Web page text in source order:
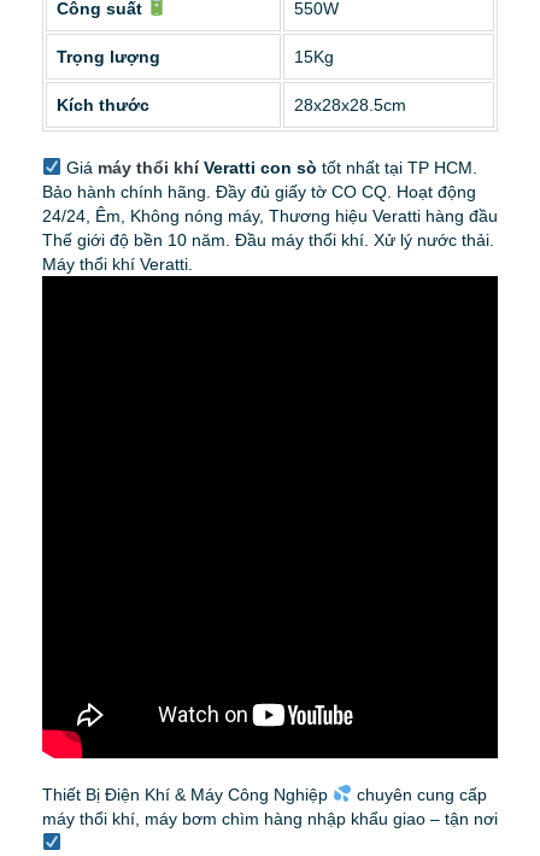
Công suất 550W
Trọng lượng 15Kg
Kích thước 28x28x28.5cm
Giá máy thổi khíVeratti con sò tốt nhất tại TP HCM.
Bảo hành chính hãng. Đầy đủ giấy tờ CO CQ. Hoạt động
24/24, Êm, Không nóng máy, Thương hiệu Veratti hàng đầu
Thế giới độ bền 10 năm. Đầu máy thổi khí. Xử lý nước thải.
Máy thổi khí Veratti.
Thiết Bị Điện Khí & Máy Công Nghiệp
chuyên cung cấp
máy thổi khí, máy bơm chìm hàng nhập khẩu giao – tận nơi